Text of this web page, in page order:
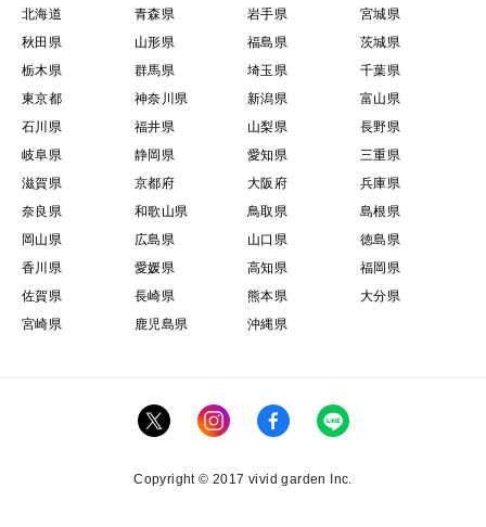
北海道 青森県 岩手県
宮城県
秋田県
山形県 福島県
茨城県
栃木県
群馬県 埼玉県
千葉県
東京都
神奈川県 新潟県
富山県
石川県
福井県 山梨県
長野県
岐阜県
静岡県 愛知県
三重県
滋賀県
京都府 大阪府
兵庫県
奈良県
和歌山県 鳥取県
島根県
岡山県
広島県 山口県
徳島県
香川県
愛媛県 高知県
福岡県
佐賀県
長崎県 熊本県
大分県
宮崎県
鹿児島県 沖縄県
Copyright © 2017 vivid garden Inc.